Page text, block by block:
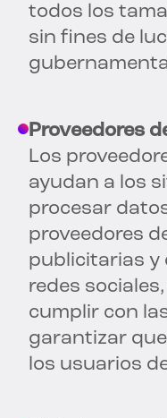
todos los
sin fines de
Proveedores
Los
ayudan a los
procesar
proveedores
publicitarias y
redes
cumplir con
garantizar
los usuarios